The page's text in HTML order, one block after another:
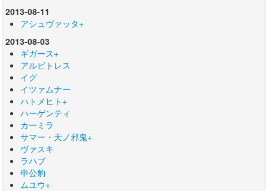
2013-08-11
アシュヴァッタ+
2013-08-03
ギガース+
アルビトレス
イグ
イツァムナー
ハトメヒト+
ハーゲンティ
カーミラ
サマー・天ノ邪鬼+
ヴァスキ
ラハブ
申公豹
ムユウ+